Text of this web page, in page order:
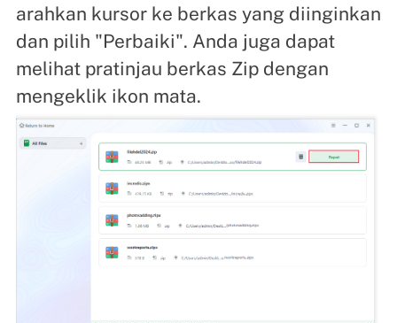
arahkan kursor ke berkas yang diinginkan
dan pilih "Perbaiki". Anda juga dapat
melihat pratinjau berkas Zip dengan
mengeklik ikon mata.